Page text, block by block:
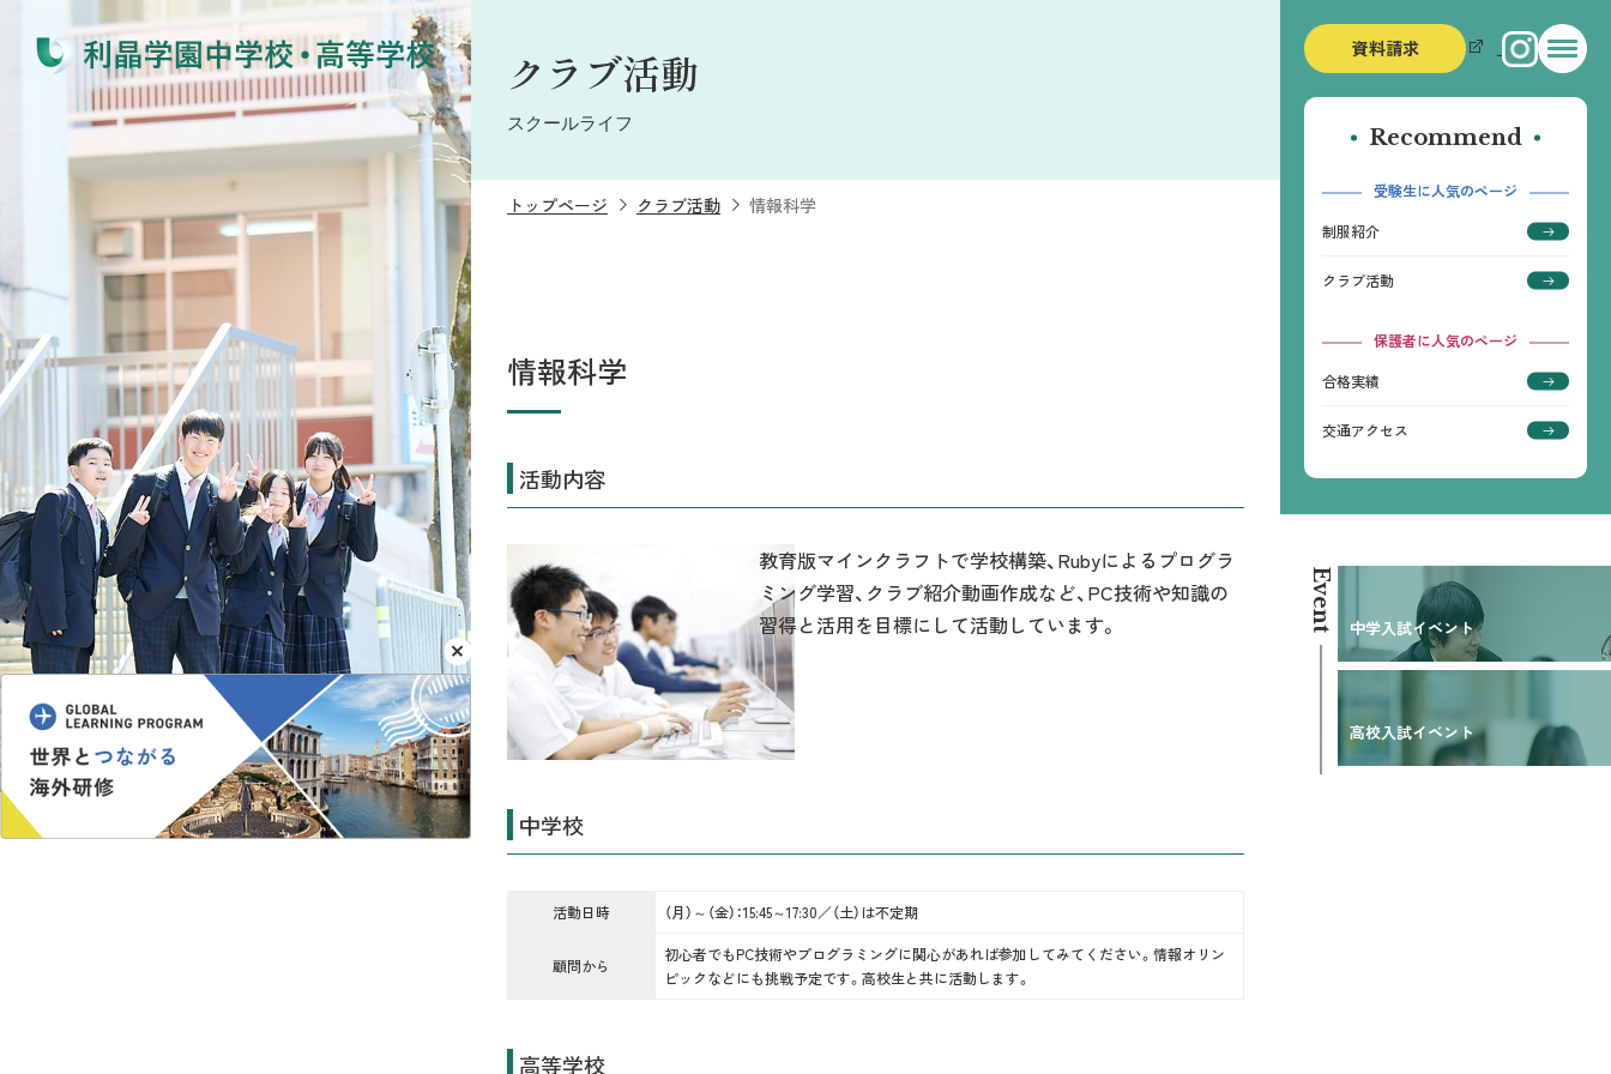
資料請求
Recommend
受験生に人気のページ
制服紹介
クラブ活動
保護者に人気のページ
合格実績
交通アクセス
Event 中学入試イベント
高校入試イベント
クラブ活動
スクールライフ
トップページ クラブ活動 情報科学
情報科学
活動内容
教育版マインクラフトで学校構築、Rubyによるプログラ
ミング学習、クラブ紹介動画作成など、PC技術や知識の
習得と活用を目標にして活動しています。
中学校
活動日時 （月）～（金）：15:45～17:30／（土）は不定期
顧問から
初心者でもPC技術やプログラミングに関心があれば参加してみてください。情報オリン
ピックなどにも挑戦予定です。高校生と共に活動します。
高等学校